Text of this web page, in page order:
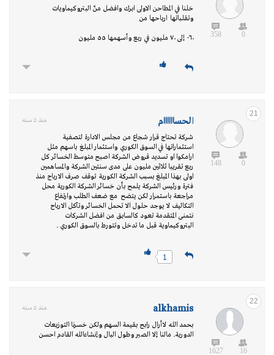
0
358
خلنا في المطاحن الاولى ابرك وافضل منّ البتروكيماويات
وتقلباتها ارباحها من
٦٠- إلى ٧٠ مليون في ربع وأسهمها ٥٥ مليون
21
0
148
الحساااااام منذ 2 سنه
شركة تحتاج قرار شجاع من مجلس الادارة لتصفية
استثماراتها في السوق الكوري واستثمار المبلغ باسهم مثل
ارامكوا او تسديد قروض الشركة اصبح متوسط الخسائر كل
ربع تقريبا ثلاثين مليون على مدى سنتين الشركة والمساهمين
اولى بهذا المبلغ بسبب الشركة الكورية توقف صرف الارباح منذ
فترة ورئيس الشركة يلمح بأن خسائر الشركة الكورية محل
مراجعة باستمرار لكن يتضح مع ضعف الطلب وارتفاع
التكاليف لا يوجد حلول الا تحمل الخسائر وتآكل الارباح
نتمنى المتقدمة تعود كالسابق من افضل الشركات
البتروكيماوية قبل ما تدخل وتتورط بالسوق الكوري .
1
22
16
1627
alkhamis منذ 2 سنه
بحمد الله لاأرال رابح بقيمة السهم ولكن خسرنا التوزيعات
الدورية. مالنا إلا الصبر وطول البال وإنشاءالله القادم احسن